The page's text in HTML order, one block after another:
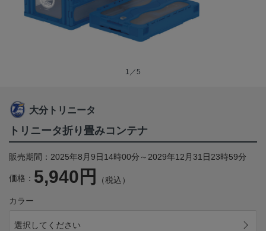
1／5
大分トリニータ
トリニータ折り畳みコンテナ
販売期間：2025年8月9日14時00分～2029年12月31日23時59分
価格： 5,940円 （税込）
カラー
選択してください